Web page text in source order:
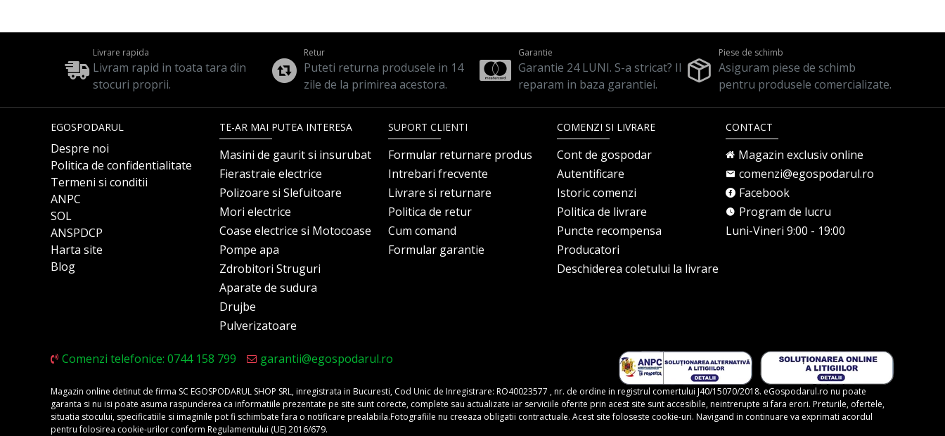
Livrare rapida
Livram rapid in toata tara din
stocuri proprii.
Retur
Puteti returna produsele in 14
zile de la primirea acestora.
Garantie
Garantie 24 LUNI. S-a stricat? Il
reparam in baza garantiei.
Piese de schimb
Asiguram piese de schimb
pentru produsele comercializate.
EGOSPODARUL
Despre noi
Politica de confidentialitate
Termeni si conditii
ANPC
SOL
ANSPDCP
Harta site
Blog
TE-AR MAI PUTEA INTERESA
Masini de gaurit si insurubat
Fierastraie electrice
Polizoare si Slefuitoare
Mori electrice
Coase electrice si Motocoase
Pompe apa
Zdrobitori Struguri
Aparate de sudura
Drujbe
Pulverizatoare
SUPORT CLIENTI
Formular returnare produs
Intrebari frecvente
Livrare si returnare
Politica de retur
Cum comand
Formular garantie
COMENZI SI LIVRARE
Cont de gospodar
Autentificare
Istoric comenzi
Politica de livrare
Puncte recompensa
Producatori
Deschiderea coletului la livrare
CONTACT
Magazin exclusiv online
comenzi@egospodarul.ro
Facebook
Program de lucru
Luni-Vineri 9:00 - 19:00
Comenzi telefonice: 0744 158 799 garantii@egospodarul.ro
Magazin online detinut de firma SC EGOSPODARUL SHOP SRL, inregistrata in Bucuresti, Cod Unic de Inregistrare: RO40023577 , nr. de ordine in registrul comertului J40/15070/2018. eGospodarul.ro nu poate
garanta si nu isi poate asuma raspunderea ca informatiile prezentate pe site sunt corecte, complete sau actualizate iar serviciile oferite prin acest site sunt accesibile, neintrerupte si fara erori. Preturile, ofertele,
situatia stocului, specificatiile si imaginile pot fi schimbate fara o notificare prealabila.Fotografiile nu creeaza obligatii contractuale. Acest site foloseste cookie-uri. Navigand in continuare va exprimati acordul
pentru folosirea cookie-urilor conform Regulamentului (UE) 2016/679.